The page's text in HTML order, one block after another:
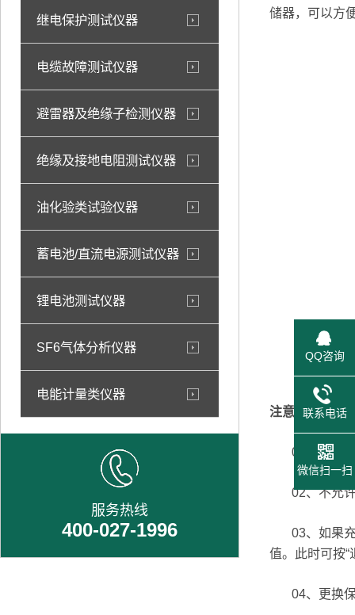
继电保护测试仪器
电缆故障测试仪器
避雷器及绝缘子检测仪器
绝缘及接地电阻测试仪器
油化验类试验仪器
蓄电池/直流电源测试仪器
锂电池测试仪器
SF6气体分析仪器
电能计量类仪器
服务热线
400-027-1996
储器，可以方
注意事项：
01、测量无
02、不允许
03、如果充
值。此时可按“
04、更换保
QQ咨询
联系电话
微信扫一扫